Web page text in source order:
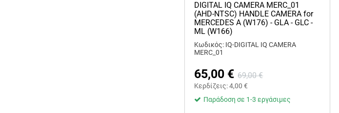
DIGITAL IQ CAMERA MERC_01
(AHD-NTSC) HANDLE CAMERA for
MERCEDES A (W176) - GLA - GLC -
ML (W166)
Κωδικός: IQ-DIGITAL IQ CAMERA
MERC_01
65,00 € 69,00 €
Κερδίζεις:4,00 €
Παράδοση σε 1-3 εργάσιμες